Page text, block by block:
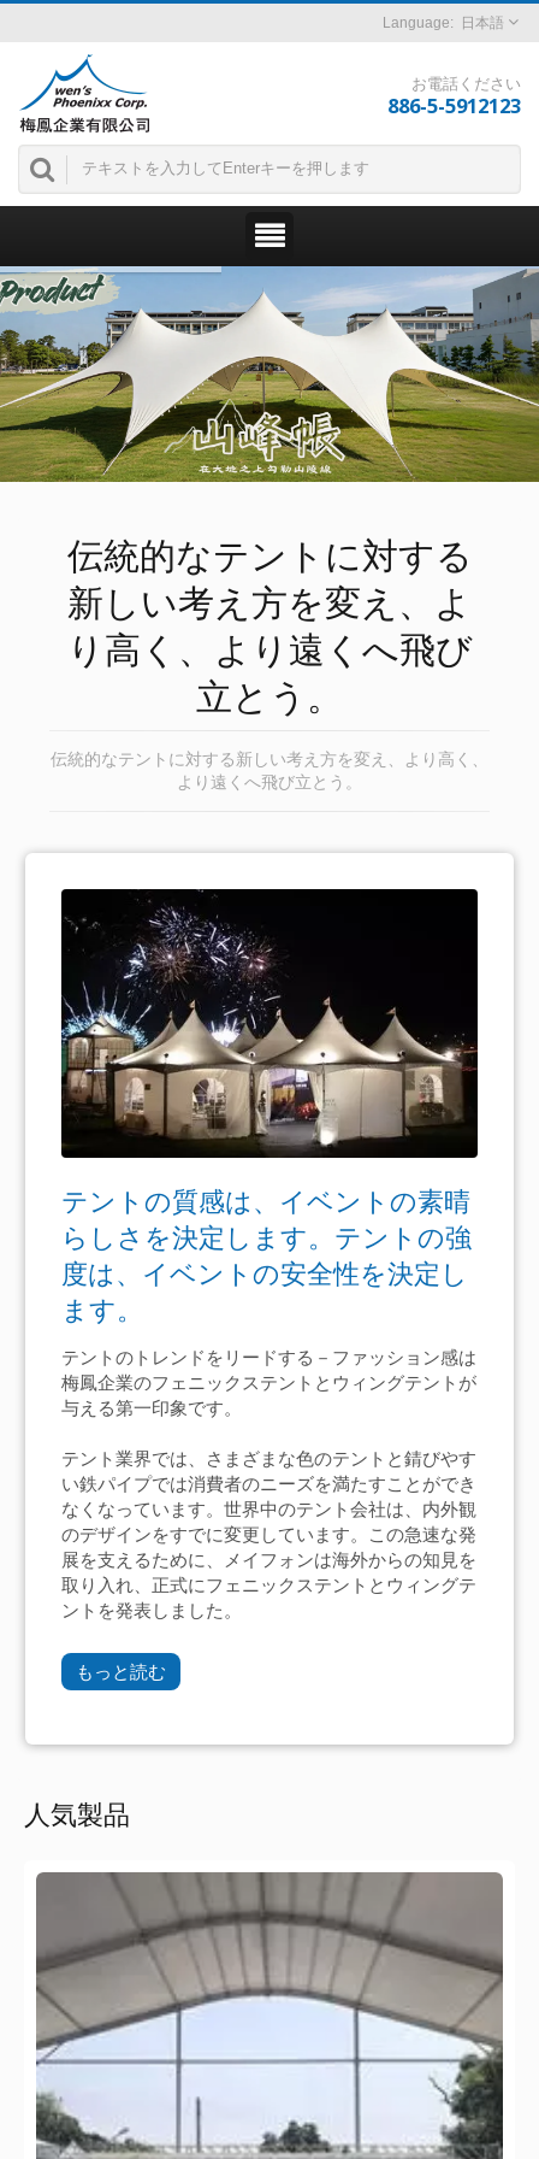
日本語
お電話ください
886-5-5912123
伝統的なテントに対する
新しい考え方を変え、よ
り高く、より遠くへ飛び
立とう。
伝統的なテントに対する新しい考え方を変え、より高く、
より遠くへ飛び立とう。
テントの質感は、イベントの素晴
らしさを決定します。テントの強
度は、イベントの安全性を決定し
ます。
テントのトレンドをリードする－ファッション感は
梅鳳企業のフェニックステントとウィングテントが
与える第一印象です。
テント業界では、さまざまな色のテントと錆びやす
い鉄パイプでは消費者のニーズを満たすことができ
なくなっています。世界中のテント会社は、内外観
のデザインをすでに変更しています。この急速な発
展を支えるために、メイフォンは海外からの知見を
取り入れ、正式にフェニックステントとウィングテ
ントを発表しました。
もっと読む
人気製品